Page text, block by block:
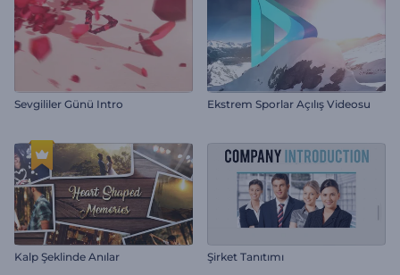
Sevgililer Günü Intro Ekstrem Sporlar Açılış Videosu
Kalp Şeklinde Anılar Şirket Tanıtımı